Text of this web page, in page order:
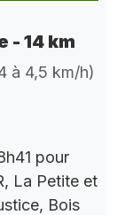
- 14 km
à 4,5 km/h)
pour
La Petite et
Bois